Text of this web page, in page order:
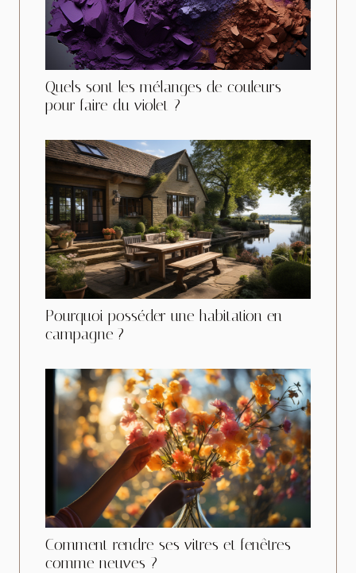
Quels sont les mélanges de couleurs
pour faire du violet ?
Pourquoi posséder une habitation en
campagne ?
Comment rendre ses vitres et fenêtres
comme neuves ?